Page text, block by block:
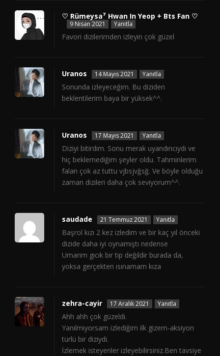
♡ Rümeysa⁷ Hwan In Yeop + Bts Fan ♡
9 Nisan 2021 Yanıtla
Favori dizilerimden izleyin çok güzel
Uranos 14 Mayıs 2021 Yanıtla
Sonunda izleyeceğim. Bu diziden
beklentilerim baya bir yüksek^^.
Uranos 17 Mayıs 2021 Yanıtla
Diziyi bitirdim. Sonu merak uyandırıcıydı ve
hiç beklemediğim şeyler oldu. Tahminlerim
falan çok az tuttu vjbsjvğsğ. Ve böyle olduğu
zaman dizileri daha çok seviyorum^^.
saudade 21 Temmuz 2021 Yanıtla
Başrol kızı 2 kez izledim ve bir kaç yıl önceki
dizide daha iyi oynamıştı nedense
Umarım gıcık bir tip değildir burada da,
yoksa gerçekten ısınamam kıza
zehra-cayir 17 Aralık 2021 Yanıtla
Ahh ahh çok güzeldi.
Yanılmıyorsam izlediğim ilk gizem-aksiyon
türlü bir diziydi.
İzlemek isteyenler izleyebilirsiniz.Ben tavsiye